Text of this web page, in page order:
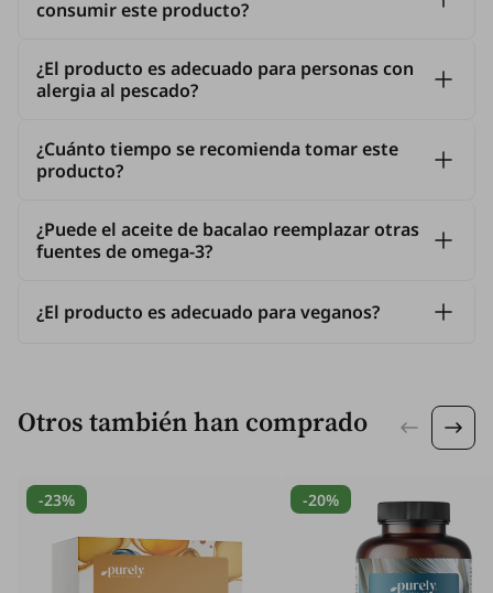
consumir este producto?
¿El producto es adecuado para personas con
alergia al pescado?
¿Cuánto tiempo se recomienda tomar este
producto?
¿Puede el aceite de bacalao reemplazar otras
fuentes de omega-3?
¿El producto es adecuado para veganos?
Otros también han comprado
-23% -20%